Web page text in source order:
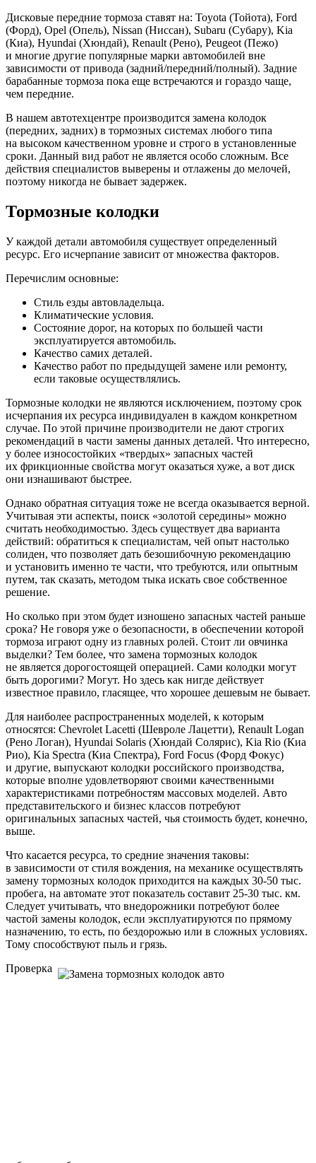
Дисковые передние тормоза ставят на: Toyota (Тойота), Ford
(Форд), Opel (Опель), Nissan (Ниссан), Subaru (Субару), Kia
(Киа), Hyundai (Хюндай), Renault (Рено), Peugeot (Пежо)
и многие другие популярные марки автомобилей вне
зависимости от привода (задний/передний/полный). Задние
барабанные тормоза пока еще встречаются и гораздо чаще,
чем передние.
В нашем автотехцентре производится замена колодок
(передних, задних) в тормозных системах любого типа
на высоком качественном уровне и строго в установленные
сроки. Данный вид работ не является особо сложным. Все
действия специалистов выверены и отлажены до мелочей,
поэтому никогда не бывает задержек.
Тормозные колодки
У каждой детали автомобиля существует определенный
ресурс. Его исчерпание зависит от множества факторов.
Перечислим основные:
Стиль езды автовладельца.
Климатические условия.
Состояние дорог, на которых по большей части
эксплуатируется автомобиль.
Качество самих деталей.
Качество работ по предыдущей замене или ремонту,
если таковые осуществлялись.
Тормозные колодки не являются исключением, поэтому срок
исчерпания их ресурса индивидуален в каждом конкретном
случае. По этой причине производители не дают строгих
рекомендаций в части замены данных деталей. Что интересно,
у более износостойких «твердых» запасных частей
их фрикционные свойства могут оказаться хуже, а вот диск
они изнашивают быстрее.
Однако обратная ситуация тоже не всегда оказывается верной.
Учитывая эти аспекты, поиск «золотой середины» можно
считать необходимостью. Здесь существует два варианта
действий: обратиться к специалистам, чей опыт настолько
солиден, что позволяет дать безошибочную рекомендацию
и установить именно те части, что требуются, или опытным
путем, так сказать, методом тыка искать свое собственное
решение.
Но сколько при этом будет изношено запасных частей раньше
срока? Не говоря уже о безопасности, в обеспечении которой
тормоза играют одну из главных ролей. Стоит ли овчинка
выделки? Тем более, что замена тормозных колодок
не является дорогостоящей операцией. Сами колодки могут
быть дорогими? Могут. Но здесь как нигде действует
известное правило, гласящее, что хорошее дешевым не бывает.
Для наиболее распространенных моделей, к которым
относятся: Chevrolet Lacetti (Шевроле Лацетти), Renault Logan
(Рено Логан), Hyundai Solaris (Хюндай Солярис), Kia Rio (Киа
Рио), Kia Spectra (Киа Спектра), Ford Focus (Форд Фокус)
и другие, выпускают колодки российского производства,
которые вполне удовлетворяют своими качественными
характеристиками потребностям массовых моделей. Авто
представительского и бизнес классов потребуют
оригинальных запасных частей, чья стоимость будет, конечно,
выше.
Что касается ресурса, то средние значения таковы:
в зависимости от стиля вождения, на механике осуществлять
замену тормозных колодок приходится на каждых 30-50 тыс.
пробега, на автомате этот показатель составит 25-30 тыс. км.
Следует учитывать, что внедорожники потребуют более
частой замены колодок, если эксплуатируются по прямому
назначению, то есть, по бездорожью или в сложных условиях.
Тому способствуют пыль и грязь.
Проверка